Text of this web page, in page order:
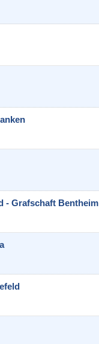
- Grafschaft Bentheim